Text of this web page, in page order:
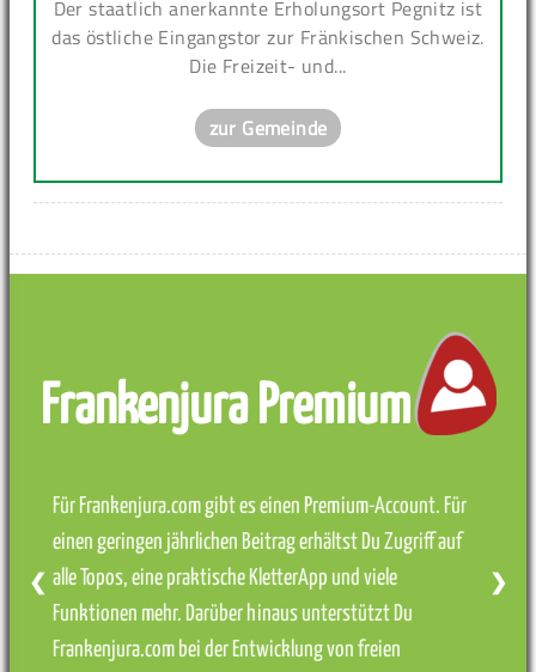
Der staatlich anerkannte Erholungsort Pegnitz ist
das östliche Eingangstor zur Fränkischen Schweiz.
Die Freizeit- und...
zur Gemeinde
Frankenjura Premium
Für Frankenjura.com gibt es einen Premium-Account. Für
einen geringen jährlichen Beitrag erhältst Du Zugriff auf
alle Topos, eine praktische KletterApp und viele
Funktionen mehr. Darüber hinaus unterstützt Du
Frankenjura.com bei der Entwicklung von freien
❮ ❯